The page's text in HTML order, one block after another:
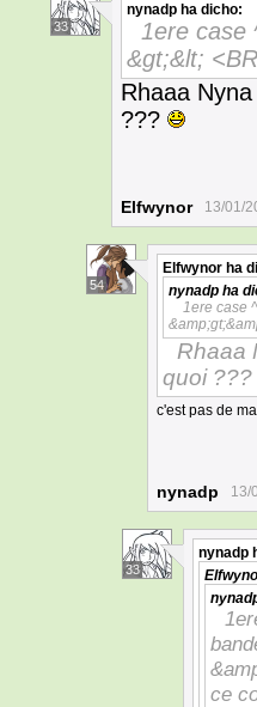
33
nynadp ha dicho:
1ere case
&gt;&lt;
Rhaaa
???
Elfwynor 13/01/
54
Elfwynor ha
nynadp ha
1ere case
Rhaaa
quoi ???
c'est pas de
nynadp 13/
33
nynadp
ce